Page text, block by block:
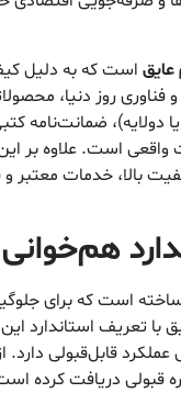
عایق است که به دلیل
روز دنیا،
دولایه)،
واقعی است. علاوه
بالا، خدمات
است که برای
با تعریف
قابل‌قبولی